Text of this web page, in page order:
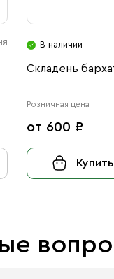
В наличии
Складень
Розничная цена
от 600 ₽
Купить